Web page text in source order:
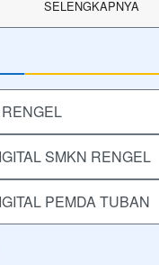
SELENGKAPNYA
SMKN RENGEL
PEMDA TUBAN